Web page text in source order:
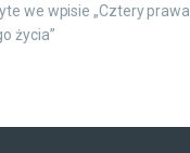
we wpisie „Cztery prawa
życia”